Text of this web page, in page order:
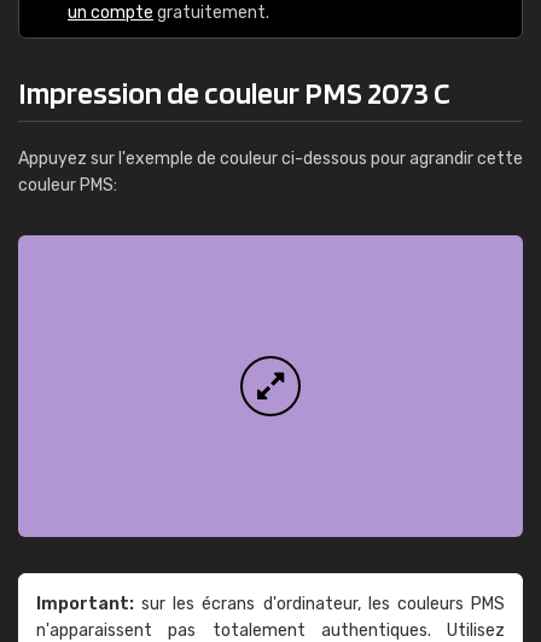
un compte gratuitement.
Impression de couleur PMS 2073 C
Appuyez sur l'exemple de couleur ci-dessous pour agrandir cette
couleur PMS:
Important: sur les écrans d'ordinateur, les couleurs PMS
n'apparaissent pas totalement authentiques. Utilisez